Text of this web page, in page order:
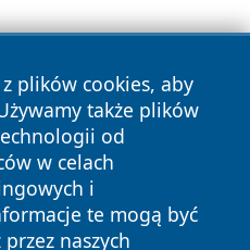
plików cookies, aby
także plików
od
w celach
i
te mogą być
naszych
Wszystkie prawa